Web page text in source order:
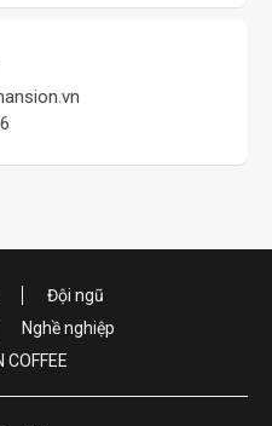
Đội ngũ
Nghề nghiệp
COFFEE